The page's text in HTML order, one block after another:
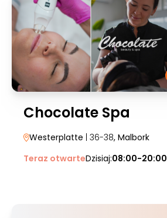
Chocolate Spa
Westerplatte | 36-38, Malbork
Teraz otwarteDzisiaj:08:00-20:00